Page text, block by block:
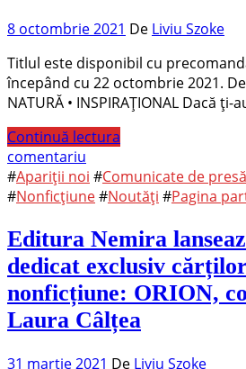
8 octombrie 2021 De Liviu Szoke
Titlul este disponibil cu
începând cu 22 octombrie 2021.
NATURĂ • INSPIRAȚIONAL Dacă ți-
Continuă lectura
comentariu
#Apariții noi #Comunicate de presă
#Nonficțiune#Noutăți #Pagina
Editura Nemira
dedicat exclusiv
nonficțiune: ORION,
Laura Câlțea
31 martie 2021 De Liviu Szoke